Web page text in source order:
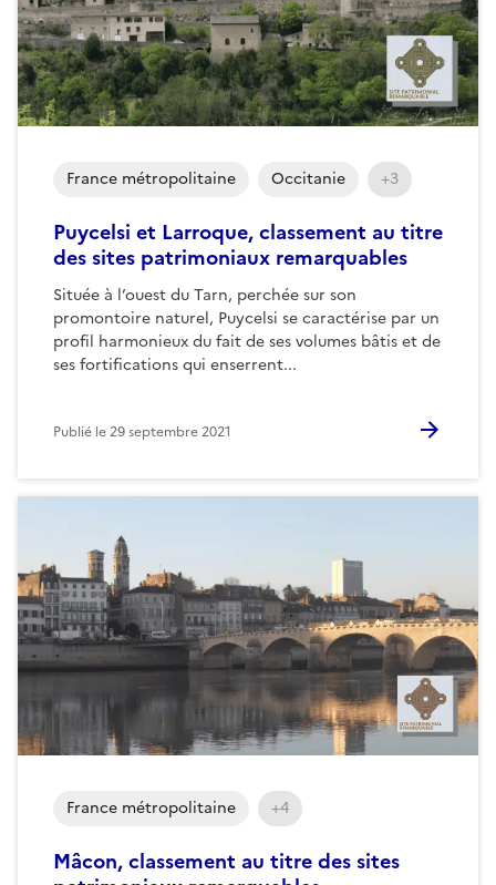
Puycelsi et Larroque, classement au titre
des sites patrimoniaux remarquables
Située à l’ouest du Tarn, perchée sur son
promontoire naturel, Puycelsi se caractérise par un
profil harmonieux du fait de ses volumes bâtis et de
ses fortifications qui enserrent...
France métropolitaine Occitanie +3
Publié le29 septembre 2021
Mâcon, classement au titre des sites
France métropolitaine +4